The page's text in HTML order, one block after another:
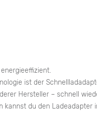
ist der
Hersteller – schnell
kannst du den